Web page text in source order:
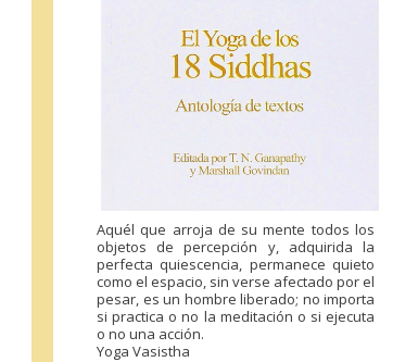
Aquél que arroja de su mente todos los
objetos de percepción y, adquirida la
perfecta quiescencia, permanece quieto
como el espacio, sin verse afectado por el
pesar, es un hombre liberado; no importa
si practica o no la meditación o si ejecuta
o no una acción.
Yoga Vasistha